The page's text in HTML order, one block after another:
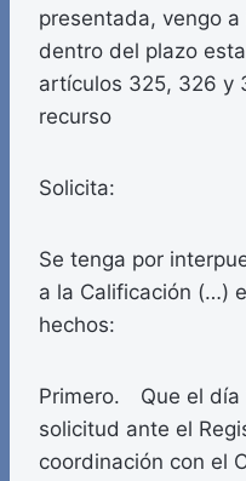
presentada, vengo
dentro del plazo
artículos 325, 326 y
recurso
Solicita:
Se tenga por
a la Calificación (…)
hechos:
Primero. Que el día
solicitud ante el
coordinación con el